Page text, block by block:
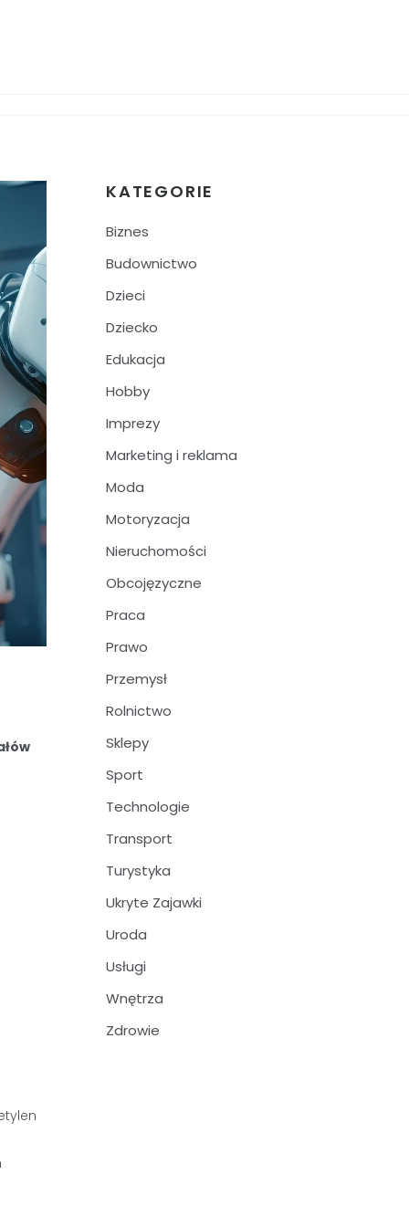
KATEGORIE
Biznes
Budownictwo
Dzieci
Dziecko
Edukacja
Hobby
Imprezy
Marketing i reklama
Moda
Motoryzacja
Nieruchomości
Obcojęzyczne
Praca
Prawo
Przemysł
Rolnictwo
Sklepy
Sport
Technologie
Transport
Turystyka
Ukryte Zajawki
Uroda
Usługi
Wnętrza
Zdrowie